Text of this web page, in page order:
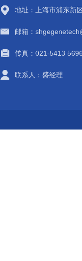
地址：上海市浦东新
邮箱：
传真：021-5413 5696
联系人：盛经理